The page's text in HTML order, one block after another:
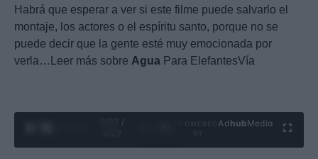
Habrá que esperar a ver si este filme puede salvarlo el
montaje, los actores o el espíritu santo, porque no se
puede decir que la gente esté muy emocionada por
verla…Leer más sobre Agua Para ElefantesVía
0:28 /
Ad hubMedia